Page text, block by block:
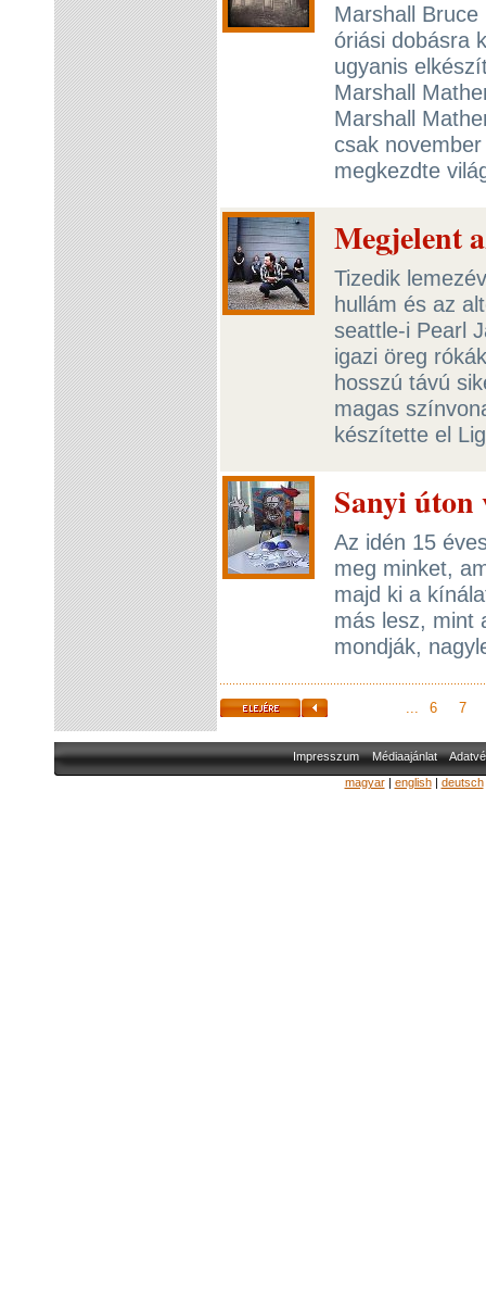
Marshall
óriási dobásra
ugyanis
Marshall
Marshall
csak
megkezdte
Megjelent
Tizedik
hullám és az
seattle-i Pearl
igazi öreg
hosszú távú
magas
készítette el
Sanyi
Az idén 15
meg minket,
majd ki a
más lesz, mint
mondják,
... 6 7
Impresszum Médiaajánlat
magyar| english| deutsch